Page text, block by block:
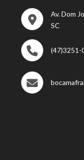
Av. Dom
SC
(47)3251-